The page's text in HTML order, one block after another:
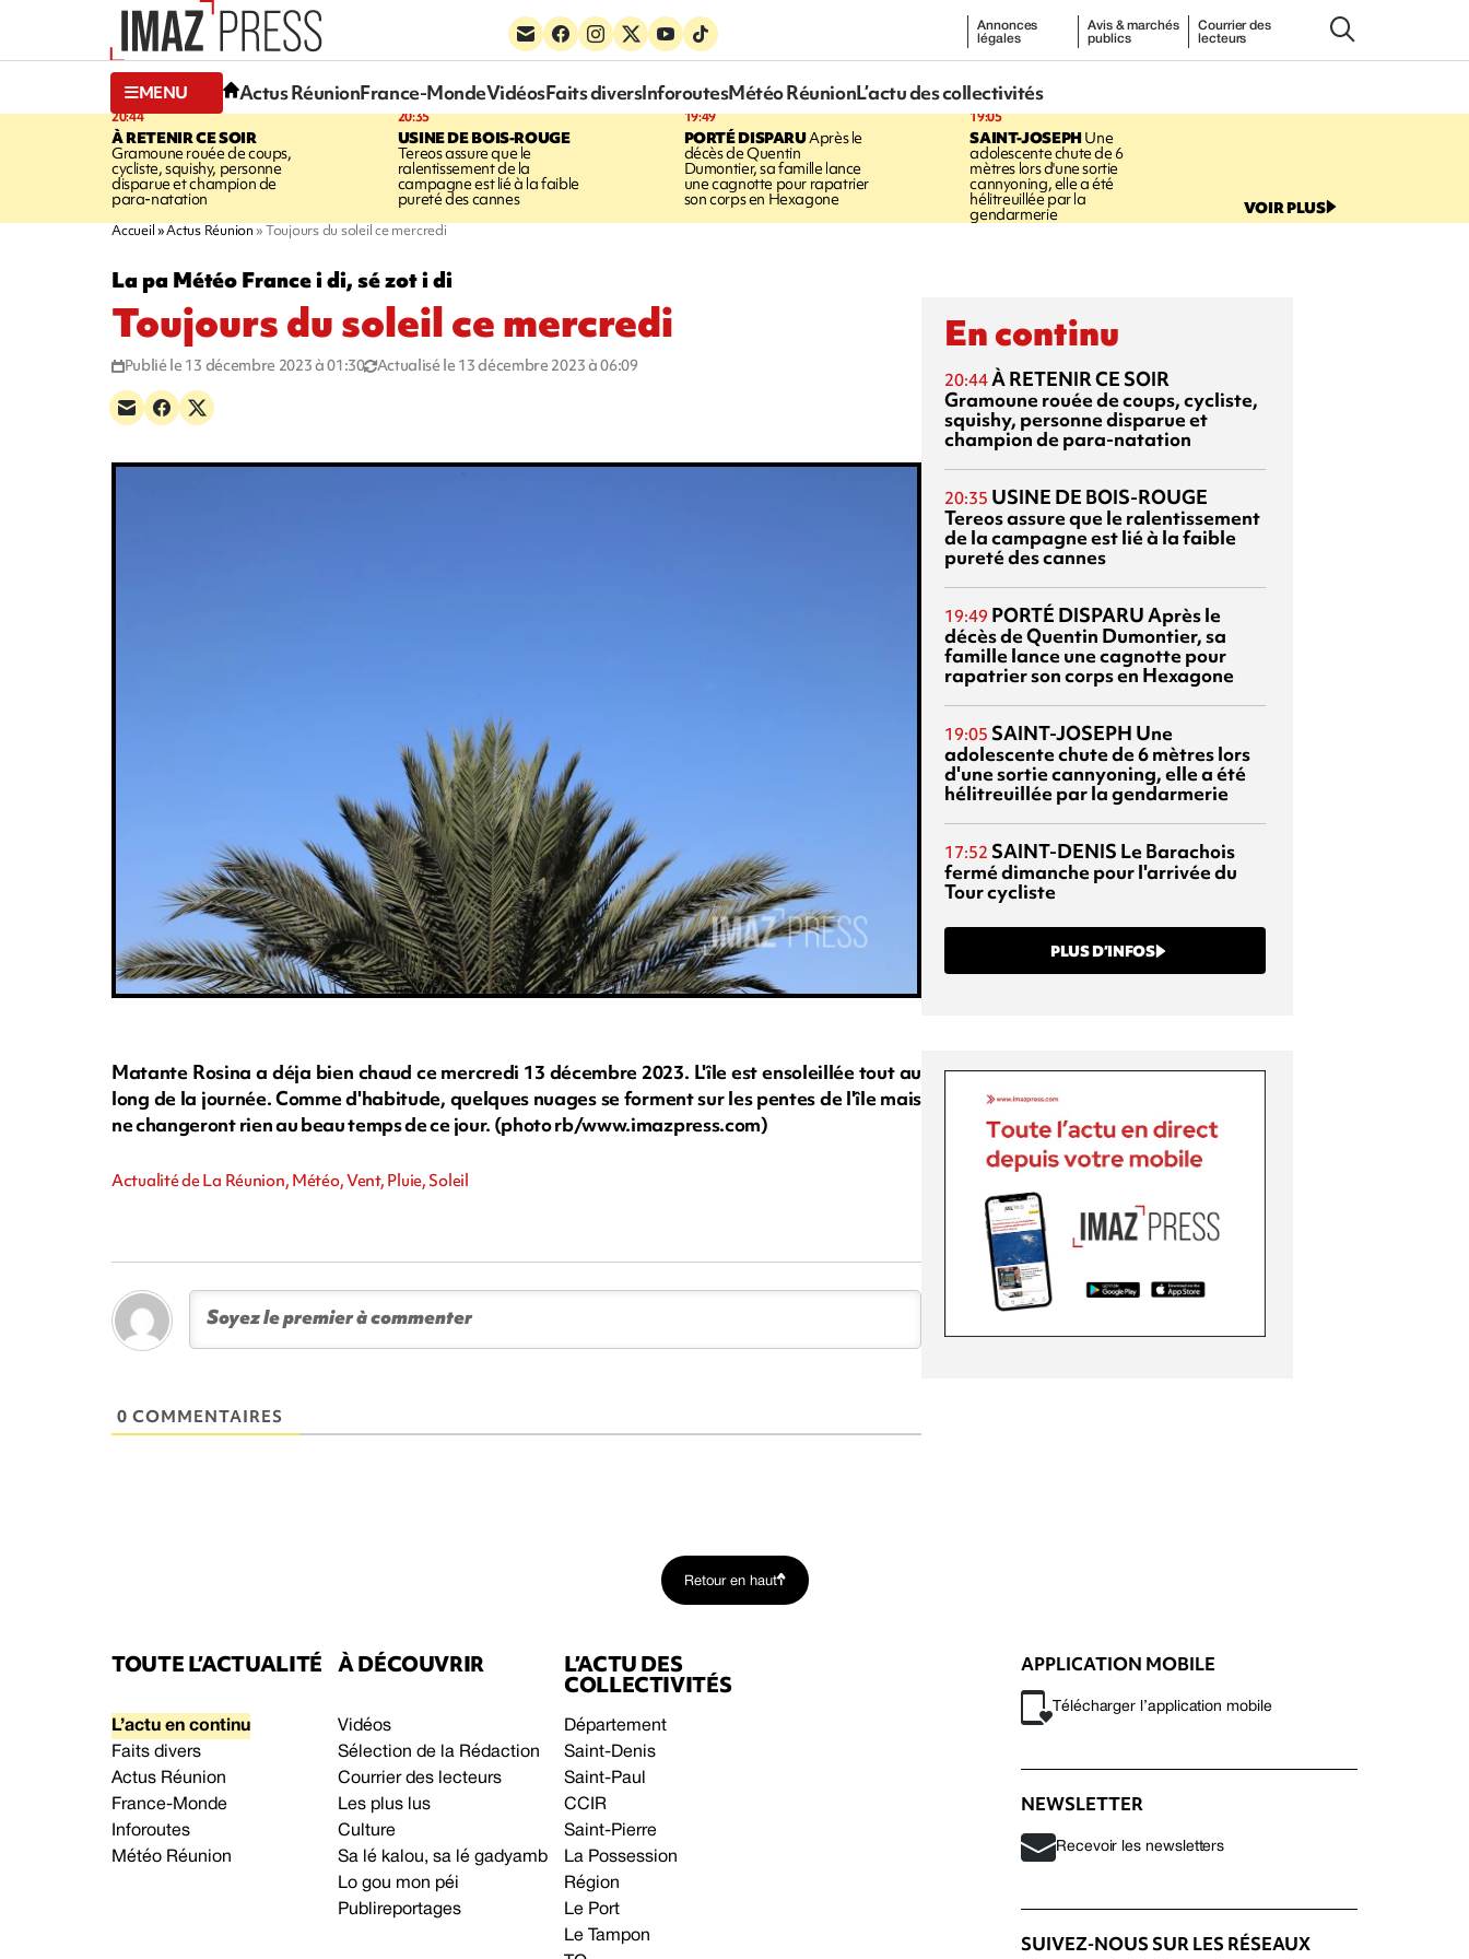
Annonces
légales
Avis & marchés
publics
Courrier des
lecteurs
MENU Actus RéunionFrance-MondeVidéosFaits diversInforoutesMétéo RéunionL’actu des collectivités
20:44
À RETENIR CE SOIR
Gramoune rouée de coups,
cycliste, squishy, personne
disparue et champion de
para-natation
20:35
USINE DE BOIS-ROUGE
Tereos assure que le
ralentissement de la
campagne est lié à la faible
pureté des cannes
19:49
PORTÉ DISPARUAprès le
décès de Quentin
Dumontier, sa famille lance
une cagnotte pour rapatrier
son corps en Hexagone
19:05
SAINT-JOSEPHUne
adolescente chute de 6
mètres lors d'une sortie
cannyoning, elle a été
hélitreuillée par la
gendarmerie VOIR PLUS
Accueil Actus Réunion Toujours du soleil ce mercredi
La pa Météo France i di, sé zot i di
Toujours du soleil ce mercredi
Publié le 13 décembre 2023 à 01:30 Actualisé le 13 décembre 2023 à 06:09
Matante Rosina a déja bien chaud ce mercredi 13 décembre 2023. L'île est ensoleillée tout au
long de la journée. Comme d'habitude, quelques nuages se forment sur les pentes de l'île mais
ne changeront rien au beau temps de ce jour. (photo rb/www.imazpress.com)
Actualité de La Réunion, Météo, Vent, Pluie, Soleil
0 COMMENTAIRES
En continu
20:44À RETENIR CE SOIR
Gramoune rouée de coups, cycliste,
squishy, personne disparue et
champion de para-natation
20:35 USINE DE BOIS-ROUGE
Tereos assure que le ralentissement
de la campagne est lié à la faible
pureté des cannes
19:49 PORTÉ DISPARUAprès le
décès de Quentin Dumontier, sa
famille lance une cagnotte pour
rapatrier son corps en Hexagone
19:05 SAINT-JOSEPH Une
adolescente chute de 6 mètres lors
d'une sortie cannyoning, elle a été
hélitreuillée par la gendarmerie
17:52 SAINT-DENIS Le Barachois
fermé dimanche pour l'arrivée du
Tour cycliste
PLUS D’INFOS
Retour en haut
TOUTE L’ACTUALITÉ
L’actu en continu
Faits divers
Actus Réunion
France-Monde
Inforoutes
Météo Réunion
À DÉCOUVRIR
Vidéos
Sélection de la Rédaction
Courrier des lecteurs
Les plus lus
Culture
Sa lé kalou, sa lé gadyamb
Lo gou mon péi
Publireportages
L’ACTU DES
COLLECTIVITÉS
Département
Saint-Denis
Saint-Paul
CCIR
Saint-Pierre
La Possession
Région
Le Port
Le Tampon
APPLICATION MOBILE
Télécharger l’application mobile
NEWSLETTER
Recevoir les newsletters
SUIVEZ-NOUS SUR LES RÉSEAUX